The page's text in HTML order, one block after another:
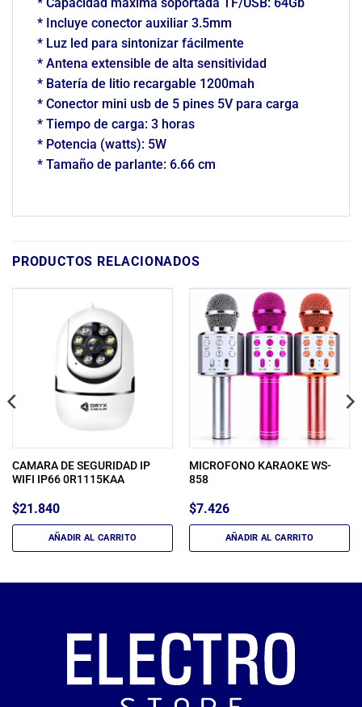
* Incluye conector auxiliar 3.5mm
* Luz led para sintonizar fácilmente
* Antena extensible de alta sensitividad
* Batería de litio recargable 1200mah
* Conector mini usb de 5 pines 5V para carga
* Tiempo de carga: 3 horas
* Potencia (watts): 5W
* Tamaño de parlante: 6.66 cm
PRODUCTOS RELACIONADOS
CAMARA DE SEGURIDAD IP
WIFI IP66 0R1115KAA
$21.840
AÑADIR AL CARRITO
MICROFONO KARAOKE WS-
858
$7.426
AÑADIR AL CARRITO